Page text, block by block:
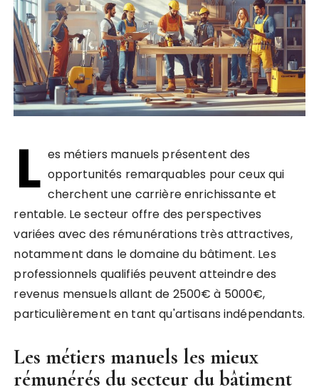
L es métiers manuels présentent des
opportunités remarquables pour ceux qui
cherchent une carrière enrichissante et
rentable. Le secteur offre des perspectives
variées avec des rémunérations très attractives,
notamment dans le domaine du bâtiment. Les
professionnels qualifiés peuvent atteindre des
revenus mensuels allant de 2500€ à 5000€,
particulièrement en tant qu'artisans indépendants.
Les métiers manuels les mieux
rémunérés du secteur du bâtiment